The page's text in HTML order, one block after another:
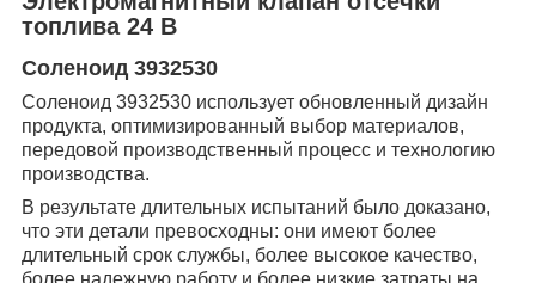
топлива 24 В
Соленоид 3932530
Соленоид 3932530 использует обновленный дизайн
продукта, оптимизированный выбор материалов,
передовой производственный процесс и технологию
производства.
В результате длительных испытаний было доказано,
что эти детали превосходны: они имеют более
длительный срок службы, более высокое качество,